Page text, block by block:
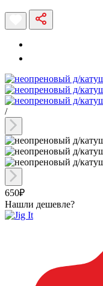
/
650₽
Нашли дешевле?